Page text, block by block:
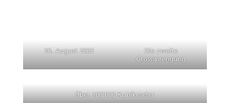
20. August 2002
Die zweite
Grosssprengung
Über 100’000 Kubikmeter